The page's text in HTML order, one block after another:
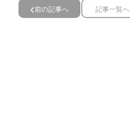
前の記事へ 記事一覧へ